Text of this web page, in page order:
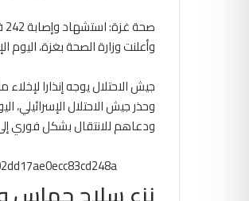
صحة غزة: استشهاد وإصابة 242 فلسطينيا في أول أيام عيد الفطر
وأعلنت وزارة الصحة بغزة، اليوم الإثنين، استشهاد 53 فلسطينيا وإصابة
جيش الاحتلال يوجه إنذارا
وحذر جيش الاحتلال
ودعاهم للانتقال بشكل فوري